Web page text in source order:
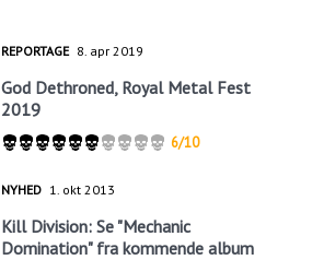
REPORTAGE 8. apr 2019
God Dethroned, Royal Metal Fest
2019
6/10
NYHED 1. okt 2013
Kill Division: Se "Mechanic
Domination" fra kommende album